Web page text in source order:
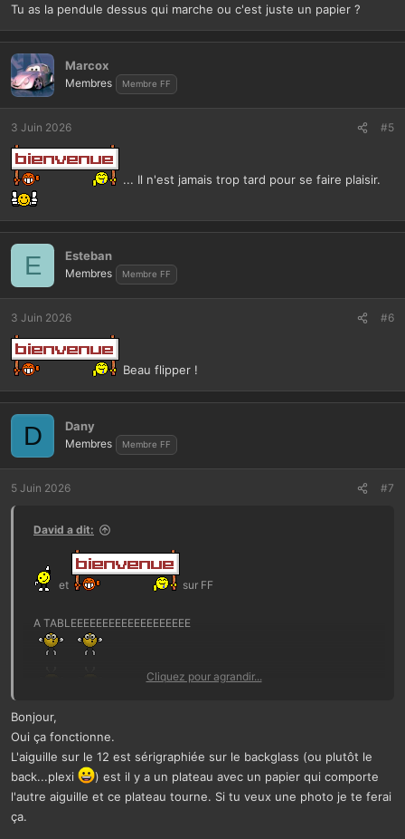
Tu as la pendule dessus qui marche ou c'est juste un papier ?
Marcox
Membres Membre FF
3 Juin 2026 #5
... Il n'est jamais trop tard pour se faire plaisir.
E Esteban
Membres Membre FF
3 Juin 2026 #6
Beau flipper !
D Dany
Membres Membre FF
5 Juin 2026 #7
David a dit:
et sur FF
A TABLEEEEEEEEEEEEEEEEEEE
OUai l'aide tu l'auras ici
Et le matos sur mon site pro -->www.Restorpinball.comet cela
roulera
Cliquez pour agrandir...
Bonjour,
Oui ça fonctionne.
L'aiguille sur le 12 est sérigraphiée sur le backglass (ou plutôt le
back...plexi
) est il y a un plateau avec un papier qui comporte
l'autre aiguille et ce plateau tourne. Si tu veux une photo je te ferai
ça.